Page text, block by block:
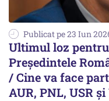
Publicat pe 23 Iun
Ultimul loz
Președintele
/ Cine va face
AUR, PNL, USR